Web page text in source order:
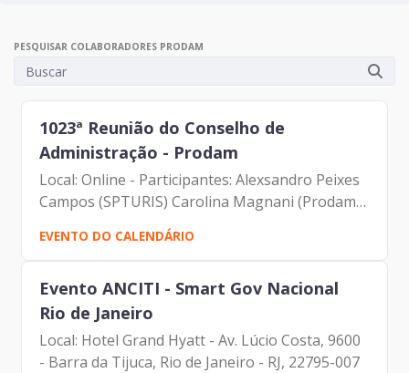
PESQUISAR COLABORADORES PRODAM
1023ª Reunião do Conselho de
Administração - Prodam
Local: Online - Participantes: Alexsandro Peixes
Campos (SPTURIS) Carolina Magnani (Prodam)
Daniel Eduardo Edelmulth (Conselheiro)
Demétrio Cokinos (CAE) Denise Soares Ramos
(SGM) João Cury Neto...
EVENTO DO CALENDÁRIO
Evento ANCITI - Smart Gov Nacional
Rio de Janeiro
Local: Hotel Grand Hyatt - Av. Lúcio Costa, 9600
- Barra da Tijuca, Rio de Janeiro - RJ, 22795-007